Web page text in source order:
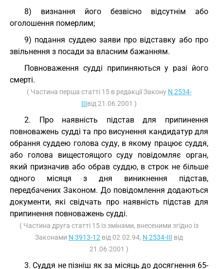
8) визнання його безвісно відсутнім або
оголошення померлим;
9) подання суддею заяви про відставку або про
звільнення з посади за власним бажанням.
Повноваження судді припиняються у разі його
смерті.
( Частина перша статті 15 в редакції Закону N 2534-
IIIвід 21.06.2001 )
2. Про наявність підстав для припинення
повноважень судді та про висунення кандидатур для
обрання суддею голова суду, в якому працює суддя,
або голова вищестоящого суду повідомляє орган,
який призначив або обрав суддю, в строк не більше
одного місяця з дня виникнення підстав,
передбачених Законом. До повідомлення додаються
документи, які свідчать про наявність підстав для
припинення повноважень судді.
( Частина друга статті 15 із змінами, внесеними згідно із
Законами N 3913-12 від 02.02.94, N 2534-III від
21.06.2001 )
3. Суддя не пізніш як за місяць до досягнення 65-